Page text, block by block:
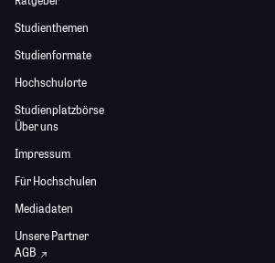
Studienthemen
Studienformate
Hochschulorte
Studienplatzbörse
Über uns
Impressum
Für Hochschulen
Mediadaten
Unsere Partner
AGB